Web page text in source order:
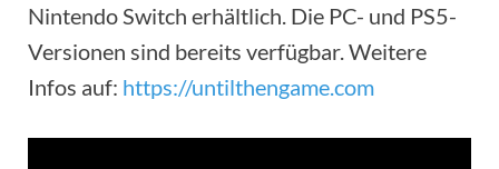
Nintendo Switch erhältlich. Die PC- und PS5-
Versionen sind bereits verfügbar. Weitere
Infos auf: https://untilthengame.com